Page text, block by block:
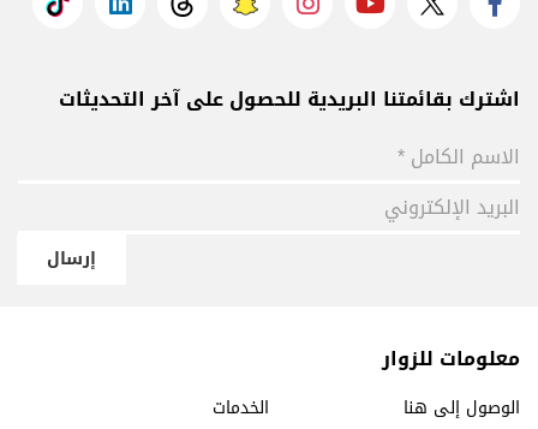
اشترك بقائمتنا البريدية للحصول على آخر التحديثات
إرسال
معلومات للزوار
الخدمات
الوصول إلى هنا